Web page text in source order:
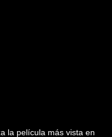
la película más vista en